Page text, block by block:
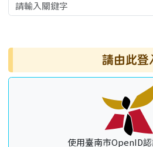
請由此登
使用臺南市OpenID